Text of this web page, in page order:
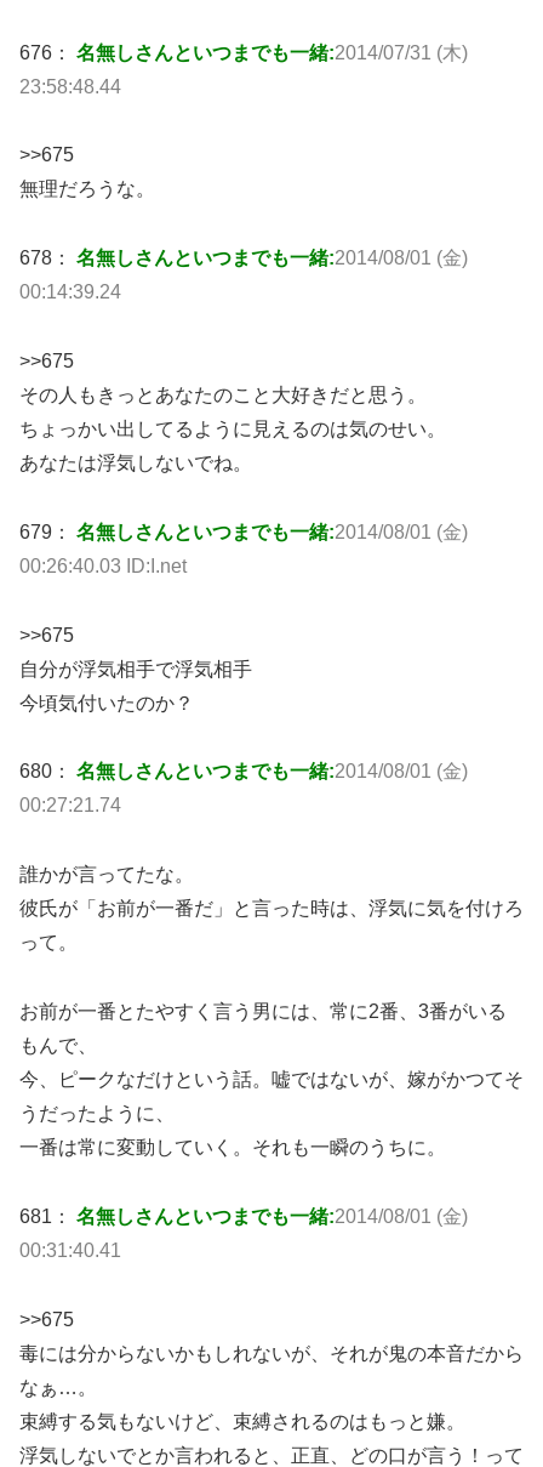
676： 名無しさんといつまでも一緒:2014/07/31 (木)
23:58:48.44
>>675
無理だろうな。
678： 名無しさんといつまでも一緒:2014/08/01 (金)
00:14:39.24
>>675
その人もきっとあなたのこと大好きだと思う。
ちょっかい出してるように見えるのは気のせい。
あなたは浮気しないでね。
679： 名無しさんといつまでも一緒:2014/08/01 (金)
00:26:40.03 ID:I.net
>>675
自分が浮気相手で浮気相手
今頃気付いたのか？
680： 名無しさんといつまでも一緒:2014/08/01 (金)
00:27:21.74
誰かが言ってたな。
彼氏が「お前が一番だ」と言った時は、浮気に気を付けろ
って。
お前が一番とたやすく言う男には、常に2番、3番がいる
もんで、
今、ピークなだけという話。嘘ではないが、嫁がかつてそ
うだったように、
一番は常に変動していく。それも一瞬のうちに。
681： 名無しさんといつまでも一緒:2014/08/01 (金)
00:31:40.41
>>675
毒には分からないかもしれないが、それが鬼の本音だから
なぁ…。
束縛する気もないけど、束縛されるのはもっと嫌。
浮気しないでとか言われると、正直、どの口が言う！って